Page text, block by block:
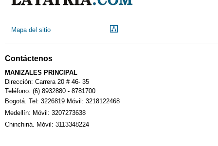
Mapa del sitio
Contáctenos
MANIZALES PRINCIPAL
Dirección: Carrera 20 # 46- 35
Teléfono: (6) 8932880 - 8781700
Bogotá. Tel: 3226819 Móvil: 3218122468
Medellín: Móvil: 3207273638
Chinchiná. Móvil: 3113348224